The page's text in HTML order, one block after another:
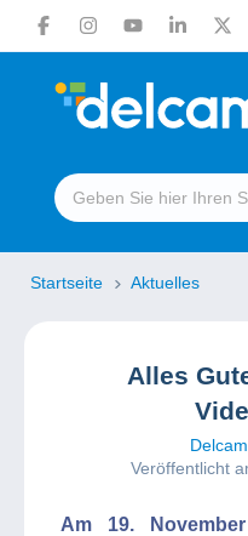
Startseite Aktuelles
Alles
Veröffentlicht
Am 19.